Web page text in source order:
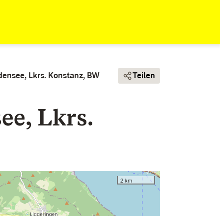
Lkrs. Konstanz, BW Teilen
Lkrs.
2 km